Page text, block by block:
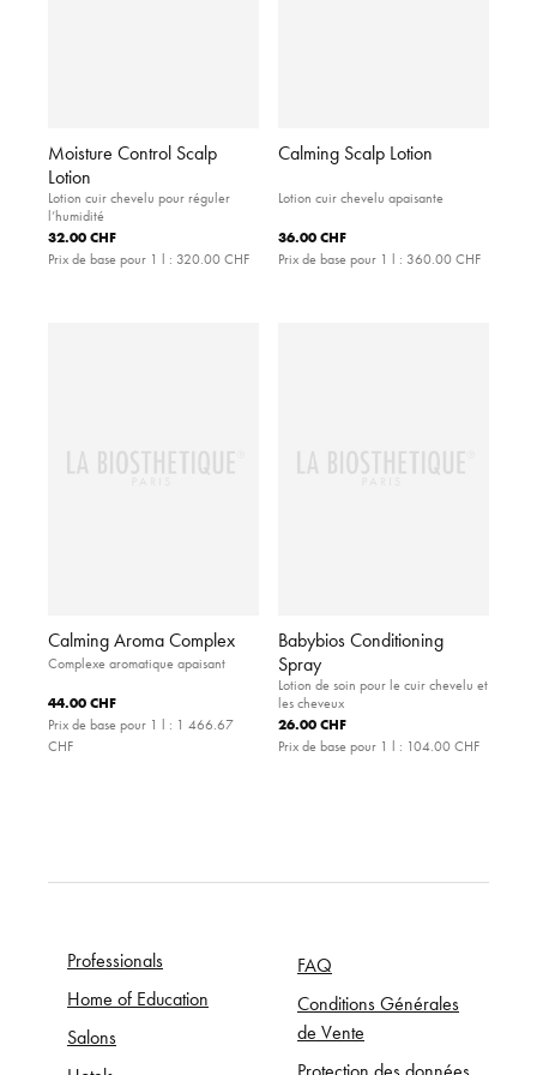
Moisture Control Scalp
Lotion
Lotion cuir chevelu pour réguler
l’humidité
32.00 CHF
Prix de base pour 1 l : 320.00 CHF
Calming Scalp Lotion
Lotion cuir chevelu apaisante
36.00 CHF
Prix de base pour 1 l : 360.00 CHF
Calming Aroma Complex
Complexe aromatique apaisant
44.00 CHF
Prix de base pour 1 l : 1 466.67
CHF
Babybios Conditioning
Spray
Lotion de soin pour le cuir chevelu et
les cheveux
26.00 CHF
Prix de base pour 1 l : 104.00 CHF
Professionals
Home of Education
Salons
FAQ
Conditions Générales
de Vente
Protection des données